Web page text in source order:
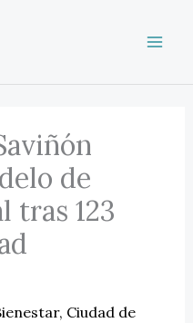
de
tras 123
, Ciudad de